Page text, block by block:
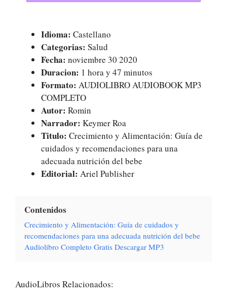
Idioma: Castellano
Categorias: Salud
Fecha: noviembre 30 2020
Duracion: 1 hora y 47 minutos
Formato: AUDIOLIBRO AUDIOBOOK MP3
COMPLETO
Autor: Romin
Narrador: Keymer Roa
Titulo: Crecimiento y Alimentación: Guía de
cuidados y recomendaciones para una
adecuada nutrición del bebe
Editorial: Ariel Publisher
Contenidos
Crecimiento y Alimentación: Guía de cuidados y
recomendaciones para una adecuada nutrición del bebe
Audiolibro Completo Gratis Descargar MP3
AudioLibros Relacionados: